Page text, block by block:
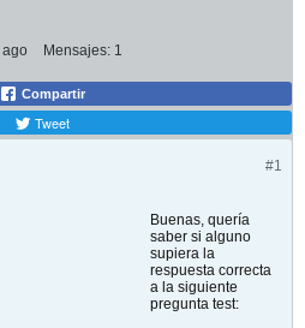
ago Mensajes: 1
Compartir
Tweet
#1
Buenas, quería
saber si alguno
supiera la
respuesta correcta
a la siguiente
pregunta test: